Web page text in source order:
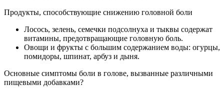
Продукты, способствующие снижению головной боли
Лосось, зелень, семечки подсолнуха и тыквы содержат
витамины, предотвращающие головную боль.
Овощи и фрукты с большим содержанием воды: огурцы,
помидоры, шпинат, арбуз и дыня.
Основные симптомы боли в голове, вызванные различными
пищевыми добавками?